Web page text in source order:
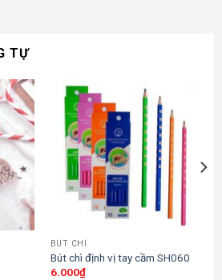
TỰ
BÚT CHÌ
Bút chì định vị tay cầm SH060
6.000₫